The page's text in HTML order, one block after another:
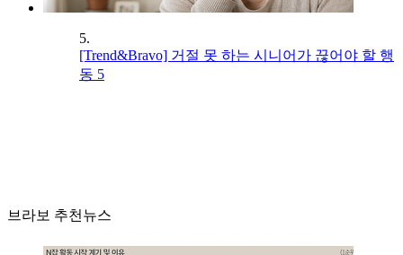
5.
[Trend&Bravo] 거절 못 하는 시니어가 끊어야 할 행
동 5
브라보 추천뉴스